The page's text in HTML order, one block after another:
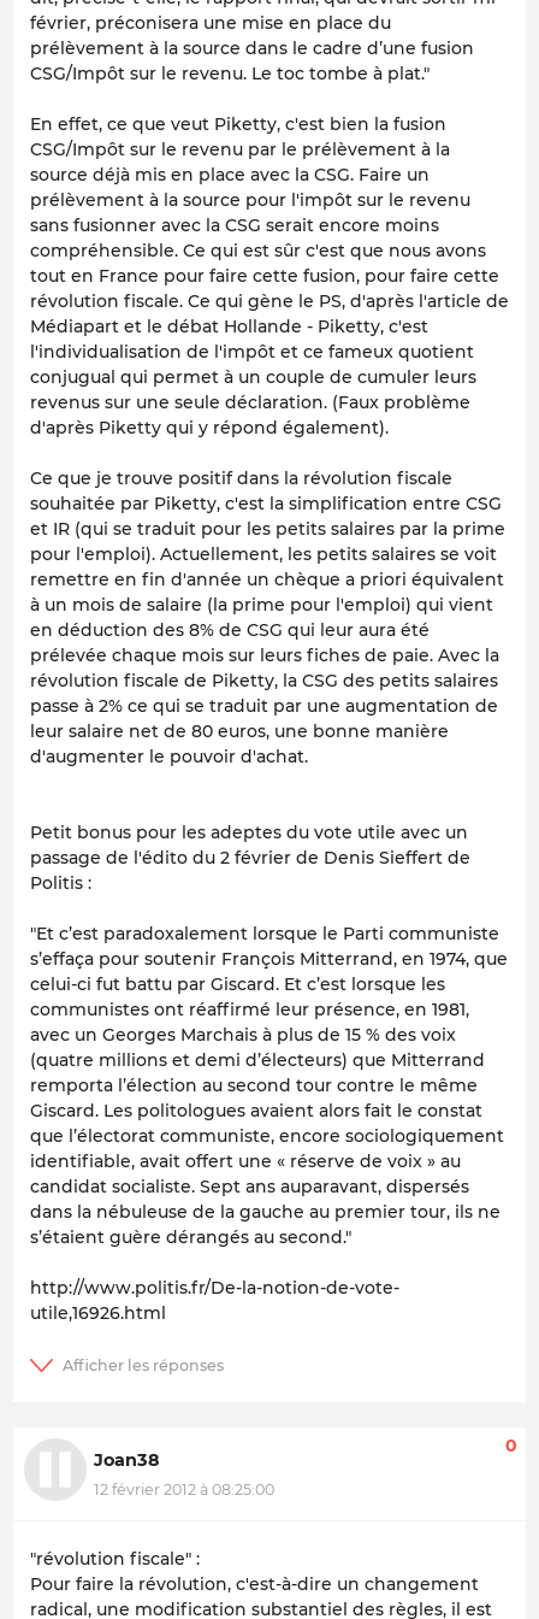
février, préconisera une mise en place du
prélèvement à la source dans le cadre d’une fusion
CSG/Impôt sur le revenu. Le toc tombe à plat."
En effet, ce que veut Piketty, c'est bien la fusion
CSG/Impôt sur le revenu par le prélèvement à la
source déjà mis en place avec la CSG. Faire un
prélèvement à la source pour l'impôt sur le revenu
sans fusionner avec la CSG serait encore moins
compréhensible. Ce qui est sûr c'est que nous avons
tout en France pour faire cette fusion, pour faire cette
révolution fiscale. Ce qui gène le PS, d'après l'article de
Médiapart et le débat Hollande - Piketty, c'est
l'individualisation de l'impôt et ce fameux quotient
conjugual qui permet à un couple de cumuler leurs
revenus sur une seule déclaration. (Faux problème
d'après Piketty qui y répond également).
Ce que je trouve positif dans la révolution fiscale
souhaitée par Piketty, c'est la simplification entre CSG
et IR (qui se traduit pour les petits salaires par la prime
pour l'emploi). Actuellement, les petits salaires se voit
remettre en fin d'année un chèque a priori équivalent
à un mois de salaire (la prime pour l'emploi) qui vient
en déduction des 8% de CSG qui leur aura été
prélevée chaque mois sur leurs fiches de paie. Avec la
révolution fiscale de Piketty, la CSG des petits salaires
passe à 2% ce qui se traduit par une augmentation de
leur salaire net de 80 euros, une bonne manière
d'augmenter le pouvoir d'achat.
Petit bonus pour les adeptes du vote utile avec un
passage de l'édito du 2 février de Denis Sieffert de
Politis :
"Et c’est paradoxalement lorsque le Parti communiste
s’effaça pour soutenir François Mitterrand, en 1974, que
celui-ci fut battu par Giscard. Et c’est lorsque les
communistes ont réaffirmé leur présence, en 1981,
avec un Georges Marchais à plus de 15 % des voix
(quatre millions et demi d’électeurs) que Mitterrand
remporta l’élection au second tour contre le même
Giscard. Les politologues avaient alors fait le constat
que l’électorat communiste, encore sociologiquement
identifiable, avait offert une « réserve de voix » au
candidat socialiste. Sept ans auparavant, dispersés
dans la nébuleuse de la gauche au premier tour, ils ne
s’étaient guère dérangés au second."
http://www.politis.fr/De-la-notion-de-vote-
utile,16926.html
Joan38
12 février 2012 à 08:25:00
0
"révolution fiscale" :
Pour faire la révolution, c'est-à-dire un changement
radical, une modification substantiel des règles, il est